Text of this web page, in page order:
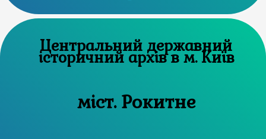
Центральний державний
історичний архів в м. Київ
міст. Рокитне